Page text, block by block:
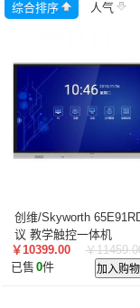
齐心/
叠云/
蓝
惠科
歌派
英士/
顶尖
中
综合排序 人气
创维/Skyworth
议 教学触控一体机
￥10399.00
￥
已售 0件 加入购